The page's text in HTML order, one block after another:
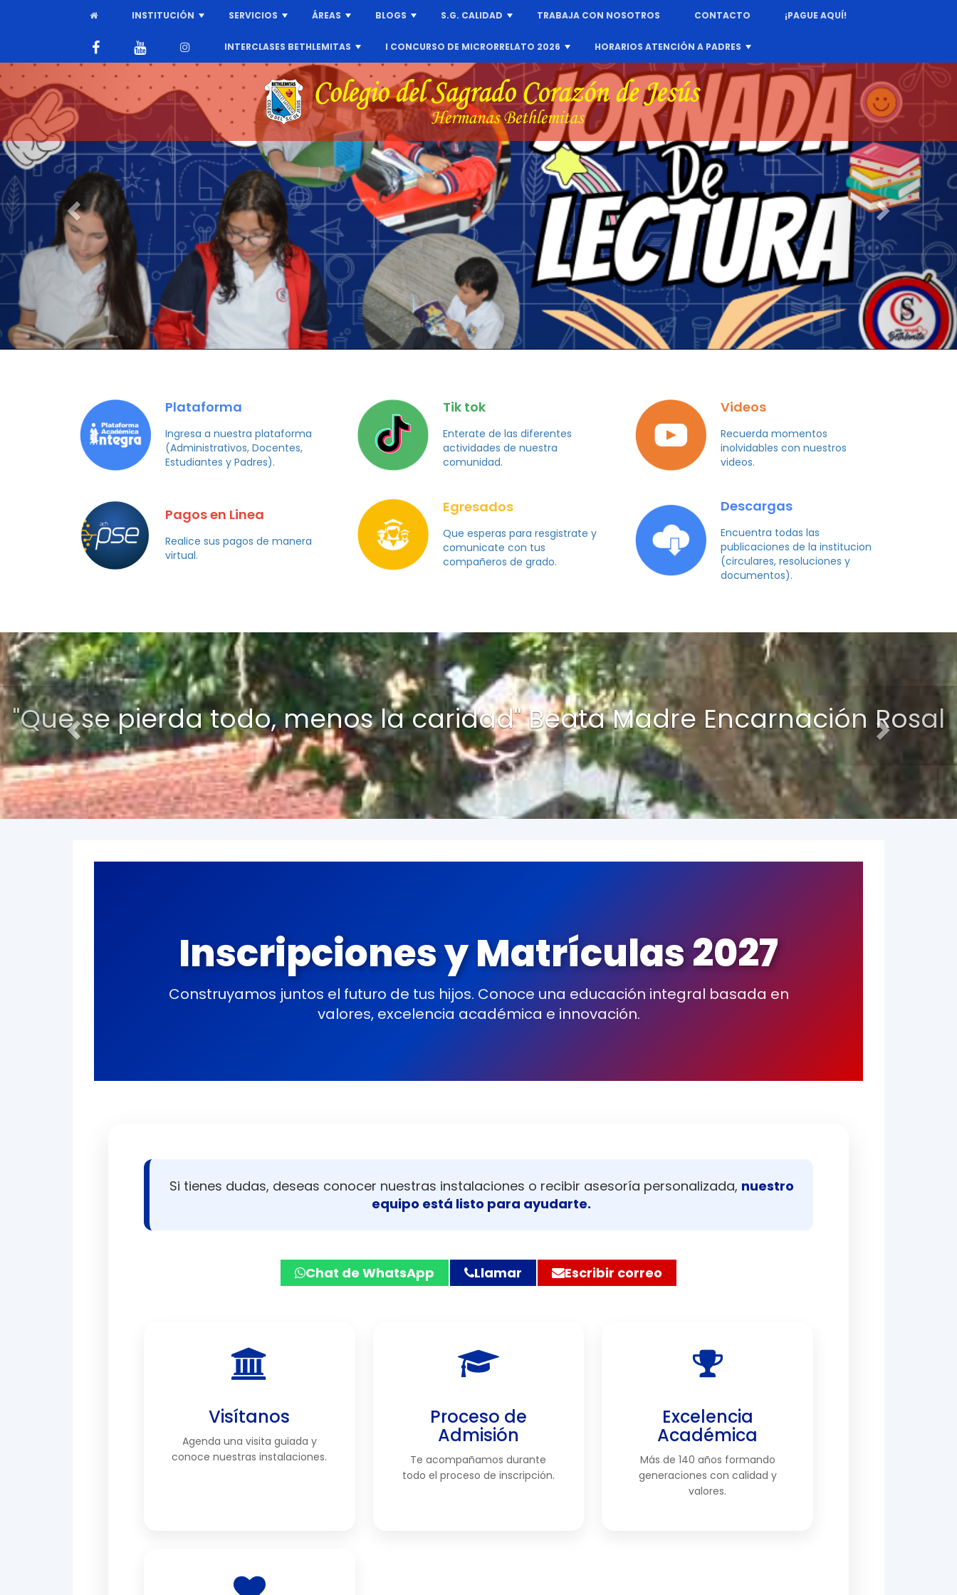
INSTITUCIÓN SERVICIOS ÁREAS BLOGS S.G. CALIDAD TRABAJA CON NOSOTROS CONTACTO ¡PAGUE AQUÍ!
+
INTERCLASES BETHLEMITAS
+
I CONCURSO DE MICRORRELATO 2026
+
HORARIOS ATENCIÓN A PADRES
Previous Next
Plataforma
Ingresa a nuestra plataforma
(Administrativos, Docentes,
Estudiantes y Padres).
Tik tok
Enterate de las diferentes
actividades de nuestra
comunidad.
Videos
Recuerda momentos
inolvidables con nuestros
videos.
Pagos en Linea
Realice sus pagos de manera
virtual.
Egresados
Que esperas para resgistrate y
comunicate con tus
compañeros de grado.
Descargas
Encuentra todas las
publicaciones de la institucion
(circulares, resoluciones y
documentos).
"Acordaos hermanos que un alma tenemos, y si la perdemos, no la
recobramos"
Previous
Inscripciones y Matrículas 2027
Visítanos Proceso de
Admisión
Excelencia
Académica
Más de 140 años formando